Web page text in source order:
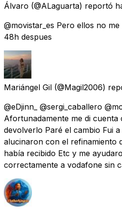
Álvaro (@ALaguarta) reportó
@movistar_es Pero ellos no
48h despues
Mariángel Gil (@Magil2006)
@eDjinn_ @sergi_caballero
Afortunadamente me di cuenta
devolverlo Paré el cambio Fui
alucinaron con el refinamiento
había recibido Etc y me
correctamente a vodafone sin